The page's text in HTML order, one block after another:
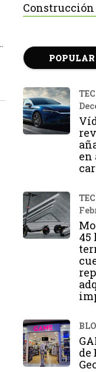
Construcción
POPULAR
en
45
de